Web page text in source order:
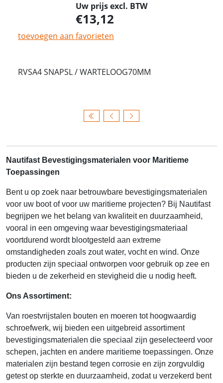
Uw prijs excl. BTW
13,12
toevoegen aan favorieten
RVSA4 SNAPSL / WARTELOOG70MM
Nautifast Bevestigingsmaterialen voor Maritieme
Toepassingen
Bent u op zoek naar betrouwbare bevestigingsmaterialen
voor uw boot of voor uw maritieme projecten? Bij Nautifast
begrijpen we het belang van kwaliteit en duurzaamheid,
vooral in een omgeving waar bevestigingsmateriaal
voortdurend wordt blootgesteld aan extreme
omstandigheden zoals zout water, vocht en wind. Onze
producten zijn speciaal ontworpen voor gebruik op zee en
bieden u de zekerheid en stevigheid die u nodig heeft.
Ons Assortiment:
Van roestvrijstalen bouten en moeren tot hoogwaardig
schroefwerk, wij bieden een uitgebreid assortiment
bevestigingsmaterialen die speciaal zijn geselecteerd voor
schepen, jachten en andere maritieme toepassingen. Onze
materialen zijn bestand tegen corrosie en zijn zorgvuldig
getest op sterkte en duurzaamheid, zodat u verzekerd bent